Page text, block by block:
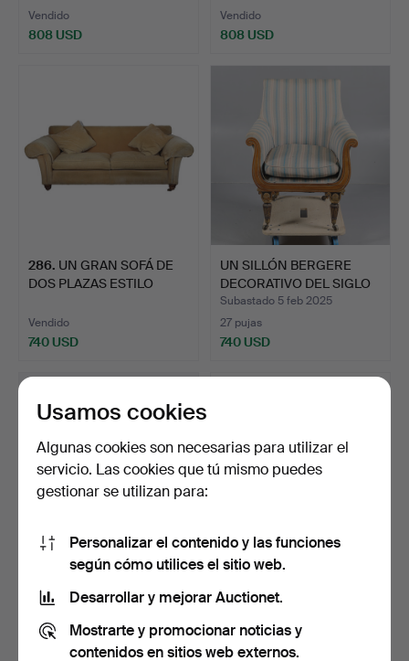
Vendido
808 USD
Vendido
808 USD
286. UN GRAN SOFÁ DE
DOS PLAZAS ESTILO
Vendido
740 USD
UN SILLÓN BERGERE
DECORATIVO DEL SIGLO
XIX.
Subastado 5 feb 2025
27 pujas
740 USD
UN JUEGO DE OCHO
SILLAS DE COMEDOR DE
ROBL…
Vendido
740 USD
ERCOL. UN DIVÁN
MODELO 355.
32 pujas
740 USD
Usamos cookies
Algunas cookies son necesarias para utilizar el
servicio. Las cookies que tú mismo puedes
gestionar se utilizan para:
Personalizar el contenido y las funciones
según cómo utilices el sitio web.
Desarrollar y mejorar Auctionet.
Mostrarte y promocionar noticias y
contenidos en sitios web externos.